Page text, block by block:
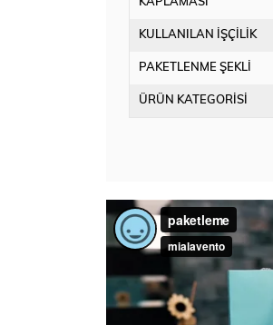
KAPLAMASI
KULLANILAN İŞÇİLİK
PAKETLENME ŞEKLİ
ÜRÜN KATEGORİSİ